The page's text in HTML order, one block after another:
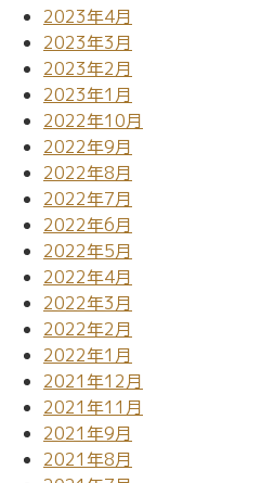
2023年4月
2023年3月
2023年2月
2023年1月
2022年10月
2022年9月
2022年8月
2022年7月
2022年6月
2022年5月
2022年4月
2022年3月
2022年2月
2022年1月
2021年12月
2021年11月
2021年9月
2021年8月